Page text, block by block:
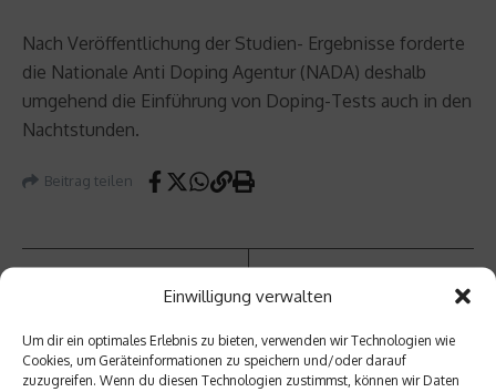
Einwilligung verwalten
Um dir ein optimales Erlebnis zu bieten, verwenden wir Technologien wie
Cookies, um Geräteinformationen zu speichern und/oder darauf
zuzugreifen. Wenn du diesen Technologien zustimmst, können wir Daten
Nach Veröffentlichung der Studien- Ergebnisse forderte
die Nationale Anti Doping Agentur (NADA) deshalb
umgehend die Einführung von Doping-Tests auch in den
Nachtstunden.
Beitrag teilen
Wie
lerne
ich
Nächster Beitrag
Leicht
athleti
k: Viele